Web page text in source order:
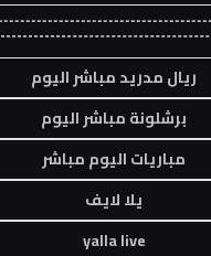
ريال مدريد مباشر اليوم
برشلونة مباشر اليوم
مباريات اليوم مباشر
يلا لايف
yalla live